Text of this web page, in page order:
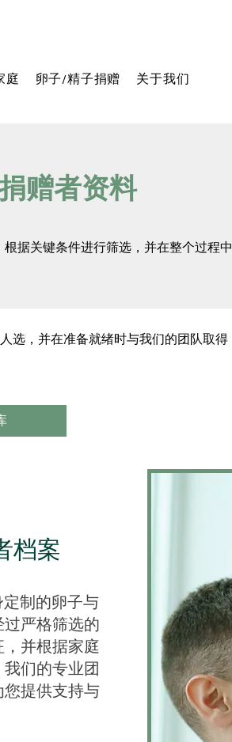
庭 卵子/精子捐赠 关于我们
赠者资料
据关键条件进行筛选，并在整个过程中
选，并在准备就绪时与我们的团队取得
档案
制的卵子与
严格筛选的
并根据家庭
们的专业团
您提供支持与